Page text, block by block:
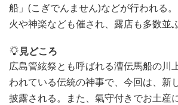
船」(こぎでんません)などが行われる
火や神楽なども催され、露店も多数並ぶ
見どころ
広島管絃祭とも呼ばれる漕伝馬船の川
われている伝統の神事で、今回は、新
披露される。また、氣守付きでお土産